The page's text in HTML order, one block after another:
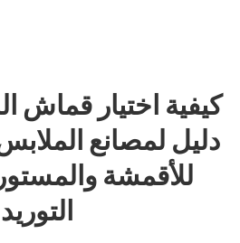
كيفية اختيار قماش
دليل لمصانع
للأقمشة
التوريد